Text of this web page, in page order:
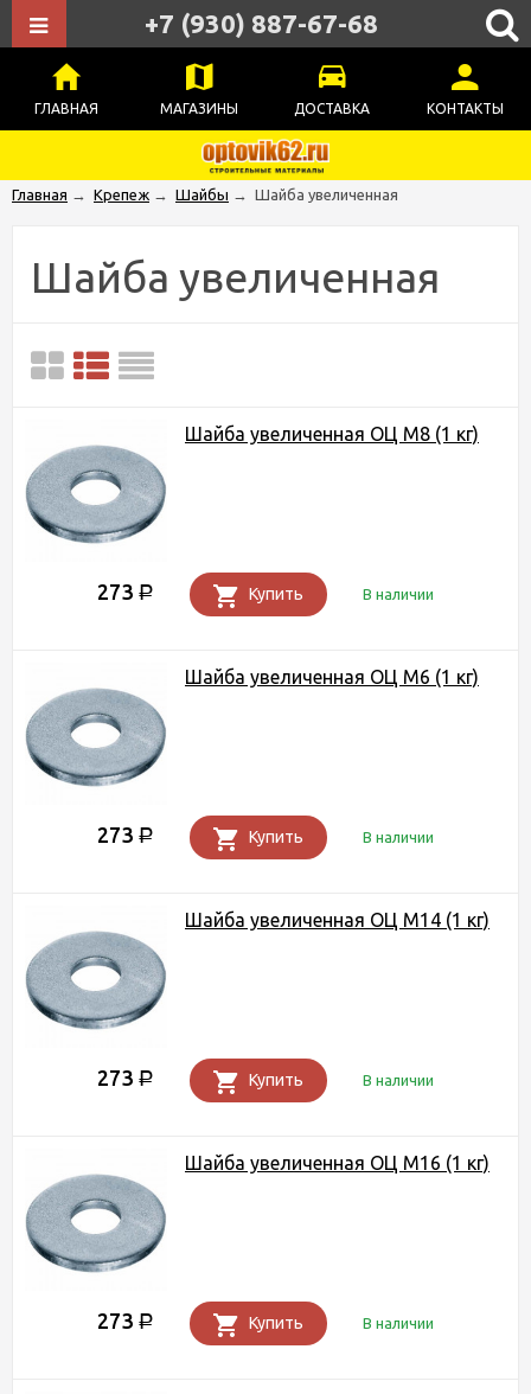
ГЛАВНАЯ МАГАЗИНЫ ДОСТАВКА КОНТАКТЫ
+7 (930) 887-67-68
Главная → Крепеж → Шайбы → Шайба увеличенная
Шайба увеличенная
Шайба увеличенная ОЦ М8 (1 кг)
273 Р Купить В наличии
Шайба увеличенная ОЦ М6 (1 кг)
273 Р Купить В наличии
Шайба увеличенная ОЦ М14 (1 кг)
273 Р Купить В наличии
Шайба увеличенная ОЦ М16 (1 кг)
273 Р Купить В наличии